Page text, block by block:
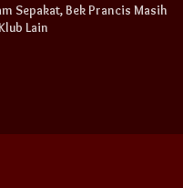
Sepakat, Bek Prancis Masih
Lain